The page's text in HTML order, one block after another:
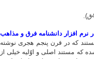
که در قرن پنجم هجری نوشته
که مستند اصلی و اوّلیه خیلی از